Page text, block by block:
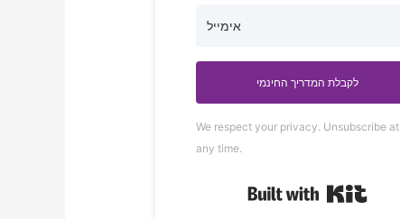
לקבלת המדריך החינמי
We respect your privacy. Unsubscribe at
any time.